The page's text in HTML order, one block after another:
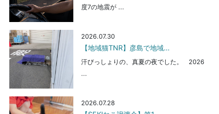
度7の地震が ...
2026.07.30
【地域猫TNR】彦島で地域...
汗びっしょりの、真夏の夜でした。 2026
...
2026.07.28